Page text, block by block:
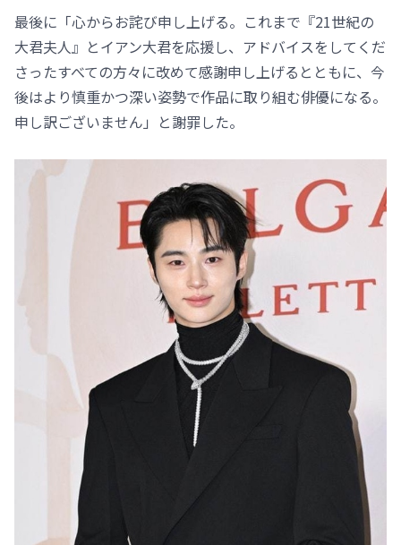
最後に「心からお詫び申し上げる。これまで『21世紀の
大君夫人』とイアン大君を応援し、アドバイスをしてくだ
さったすべての方々に改めて感謝申し上げるとともに、今
後はより慎重かつ深い姿勢で作品に取り組む俳優になる。
申し訳ございません」と謝罪した。